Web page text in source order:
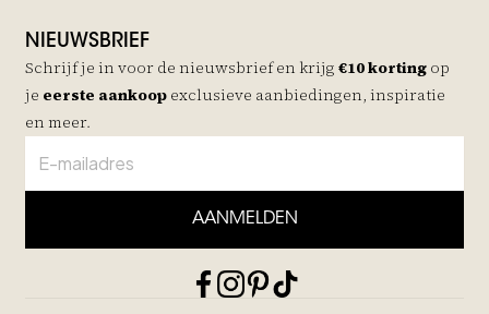
NIEUWSBRIEF
Schrijf je in voor de nieuwsbrief en krijg €10 korting op
je eerste aankoop exclusieve aanbiedingen, inspiratie
en meer.
AANMELDEN